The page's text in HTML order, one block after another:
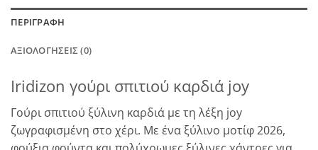
ΠΕΡΙΓΡΑΦΉ
ΑΞΙΟΛΟΓΉΣΕΙΣ (0)
Iridizon γούρι σπιτιού καρδιά joy
Γούρι σπιτιού ξύλινη καρδιά με τη λέξη joy
ζωγραφισμένη στο χέρι. Με ένα ξύλινο μοτίφ 2026,